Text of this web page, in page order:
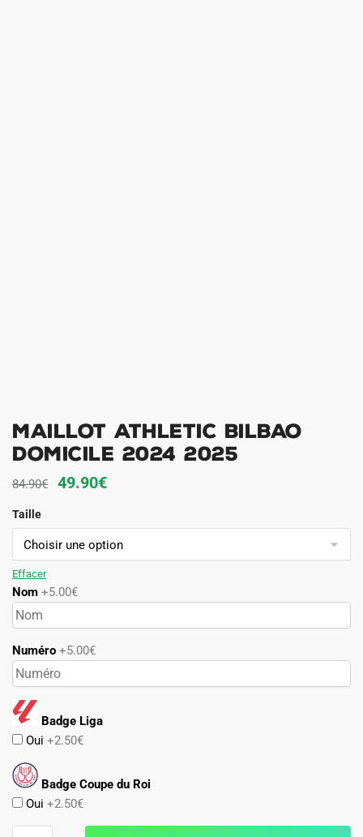
Maillot Athletic Bilbao
Domicile 2024 2025
84.90€
Le
initial
était :
49.90€Le
actuel
est :
Taille
Effacer
Nom +5.00€
Numéro +5.00€
Badge Liga
Oui +2.50€
Badge Coupe du Roi
Oui +2.50€